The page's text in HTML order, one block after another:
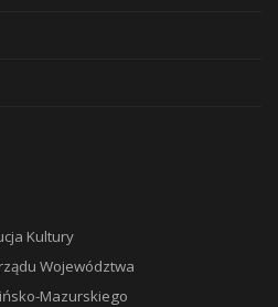
Kultury
Województwa
Mazurskiego